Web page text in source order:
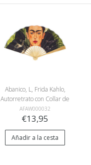
Abanico, L, Frida Kahlo,
Autorretrato con Collar de
Espinas
AFAW000032
€13,95
Añadir a la cesta